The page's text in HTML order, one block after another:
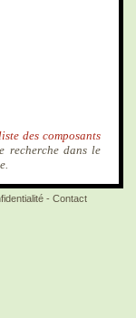
des composants
recherche dans le
- Contact